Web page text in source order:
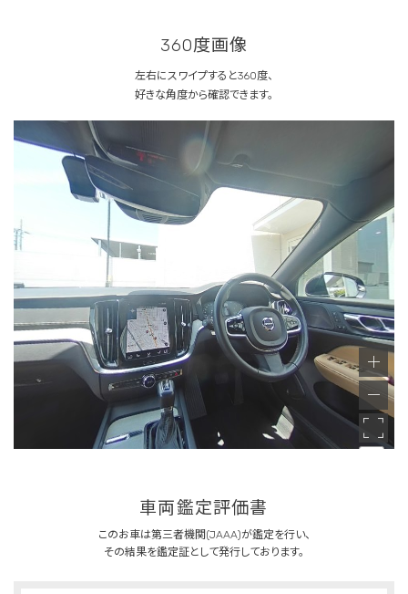
360度画像
左右にスワイプすると360度、
好きな角度から確認できます。
車両鑑定評価書
このお車は第三者機関(JAAA)が鑑定を行い、
その結果を鑑定証として発行しております。